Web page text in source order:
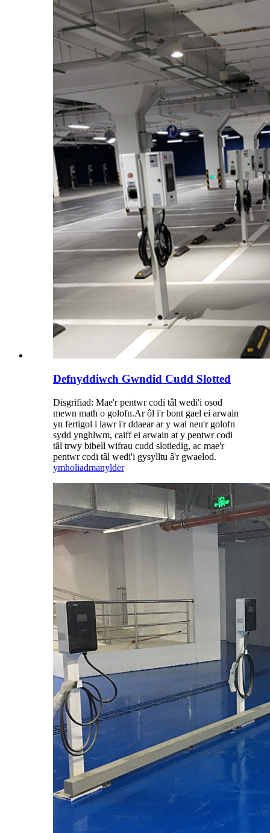
Defnyddiwch Gwndid Cudd Slotted
Disgrifiad: Mae'r pentwr codi tâl wedi'i osod
mewn math o golofn.Ar ôl i'r bont gael ei arwain
yn fertigol i lawr i'r ddaear ar y wal neu'r golofn
sydd ynghlwm, caiff ei arwain at y pentwr codi
tâl trwy bibell wifrau cudd slotiedig, ac mae'r
pentwr codi tâl wedi'i gysylltu â'r gwaelod.
ymholiadmanylder